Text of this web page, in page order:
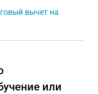
вычет на
или